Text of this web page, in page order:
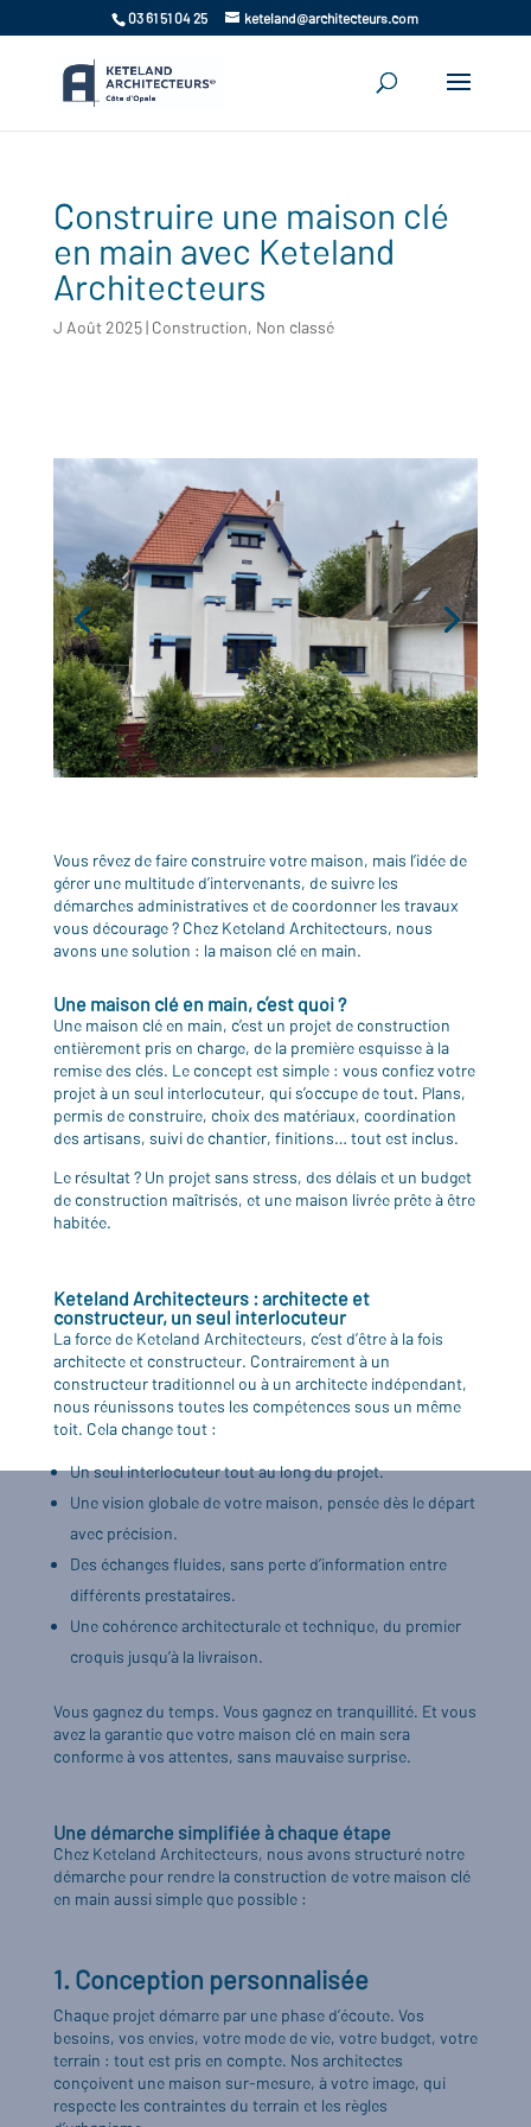
03 61 51 04 25 keteland@architecteurs.com
Construire une maison clé
en main avec Keteland
Architecteurs
J Août 2025| Construction, Non classé
Vous rêvez de faire construire votre maison, mais l’idée de
gérer une multitude d’intervenants, de suivre les
démarches administratives et de coordonner les travaux
vous décourage ? Chez Keteland Architecteurs, nous
avons une solution : la maison clé en main.
Une maison clé en main, c’est quoi ?
Une maison clé en main, c’est un projet de construction
entièrement pris en charge, de la première esquisse à la
remise des clés. Le concept est simple : vous confiez votre
projet à un seul interlocuteur, qui s’occupe de tout. Plans,
permis de construire, choix des matériaux, coordination
des artisans, suivi de chantier, finitions… tout est inclus.
Le résultat ? Un projet sans stress, des délais et un budget
de construction maîtrisés, et une maison livrée prête à être
habitée.
Keteland Architecteurs : architecte et
constructeur, un seul interlocuteur
La force de Keteland Architecteurs, c’est d’être à la fois
architecte et constructeur. Contrairement à un
constructeur traditionnel ou à un architecte indépendant,
nous réunissons toutes les compétences sous un même
toit. Cela change tout :
Un seul interlocuteur tout au long du projet.
Une vision globale de votre maison, pensée dès le départ
avec précision.
Des échanges fluides, sans perte d’information entre
différents prestataires.
Une cohérence architecturale et technique, du premier
croquis jusqu’à la livraison.
Vous gagnez du temps. Vous gagnez en tranquillité. Et vous
avez la garantie que votre maison clé en main sera
conforme à vos attentes, sans mauvaise surprise.
Une démarche simplifiée à chaque étape
Chez Keteland Architecteurs, nous avons structuré notre
démarche pour rendre la construction de votre maison clé
en main aussi simple que possible :
1. Conception personnalisée
Chaque projet démarre par une phase d’écoute. Vos
besoins, vos envies, votre mode de vie, votre budget, votre
terrain : tout est pris en compte. Nos architectes
conçoivent une maison sur-mesure, à votre image, qui
respecte les contraintes du terrain et les règles